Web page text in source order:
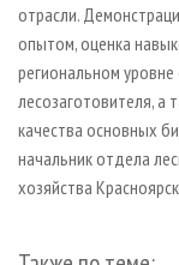
отрасли.
опытом, оценка
региональном
лесозаготовителя,
качества основных
начальник отдела
хозяйства